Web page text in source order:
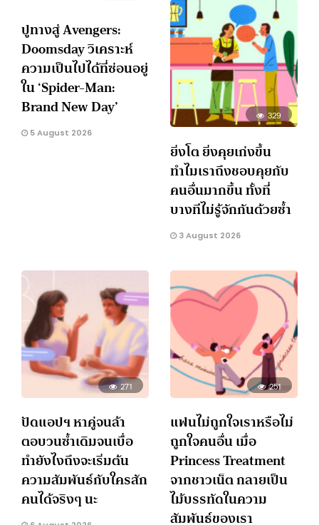
ปูทางสู่ Avengers:
Doomsday วิเคราะห์
ความเป็นไปได้ที่ซ่อนอยู่
ใน ‘Spider-Man:
Brand New Day’
5 August 2026
329
ยิ่งโต ยิ่งคุยเก่งขึ้น
ทำไมเราถึงชอบคุยกับ
คนอื่นมากขึ้น ทั้งที่
บางทีไม่รู้จักกันด้วยซ้ำ
3 August 2026
271
ปัดแอปฯ หาคู่จนล้า
ตอบวนซ้ำเดิมจนเบื่อ
ทำยังไงถึงจะเริ่มต้น
ความสัมพันธ์กับใครสัก
คนได้จริงๆ นะ
251
แฟนไม่ถูกใจเราหรือไม่
ถูกใจคนอื่น เมื่อ
Princess Treatment
จากชาวเน็ต กลายเป็น
ไม้บรรทัดในความ
สัมพันธ์ของเรา